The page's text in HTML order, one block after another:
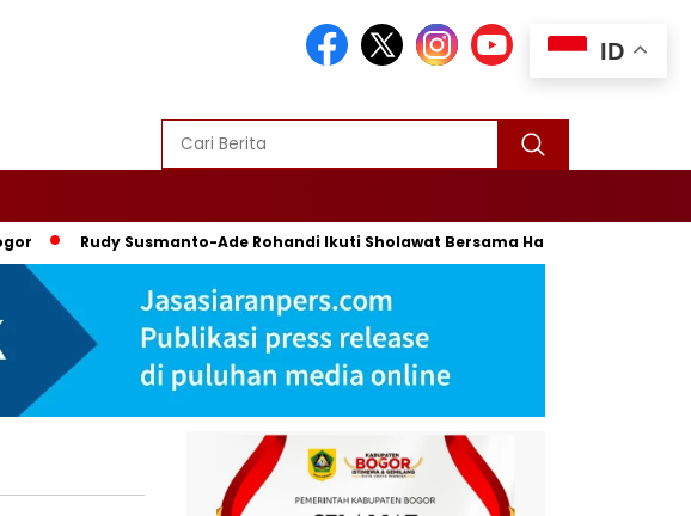
Rudy Susmanto-Ade Rohandi Ikuti Sholawat Bersama Habib Syech Bin Abdul
ID